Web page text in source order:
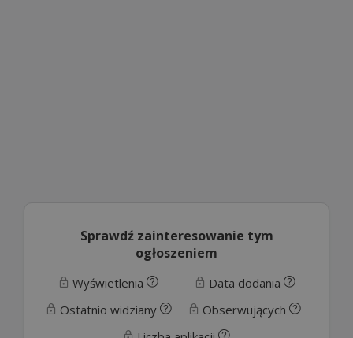
Sprawdź zainteresowanie tym
ogłoszeniem
Wyświetlenia
Data dodania
Ostatnio widziany
Obserwujących